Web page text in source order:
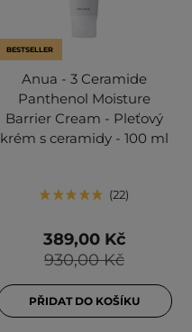
BESTSELLER
Anua - 3 Ceramide
Panthenol Moisture
Barrier Cream - Pleťový
krém s ceramidy - 100 ml
22
930,00 Kč
389,00 Kč
PŘIDAT DO KOŠÍKU